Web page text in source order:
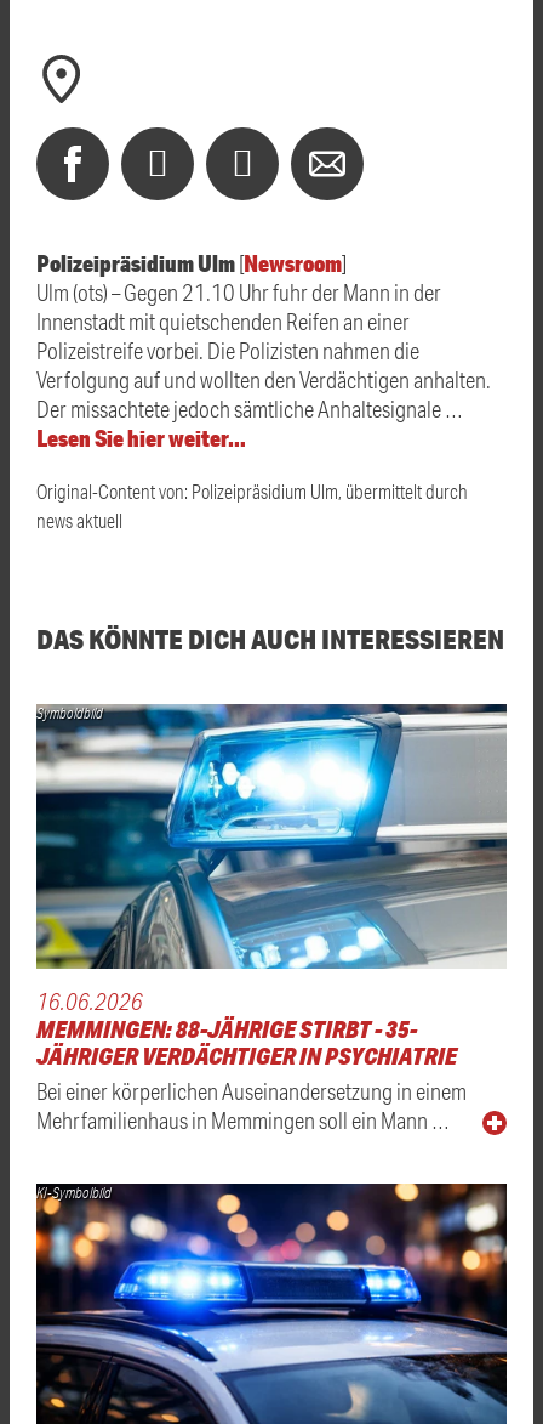
Polizeipräsidium Ulm[Newsroom]
Ulm (ots) – Gegen 21.10 Uhr fuhr der Mann in der
Innenstadt mit quietschenden Reifen an einer
Polizeistreife vorbei. Die Polizisten nahmen die
Verfolgung auf und wollten den Verdächtigen anhalten.
Der missachtete jedoch sämtliche Anhaltesignale …
Lesen Sie hier weiter…
Original-Content von: Polizeipräsidium Ulm, übermittelt durch
news aktuell
DAS KÖNNTE DICH AUCH INTERESSIEREN
Symboldbild
16.06.2026
MEMMINGEN: 88-JÄHRIGE STIRBT - 35-
JÄHRIGER VERDÄCHTIGER IN PSYCHIATRIE
Bei einer körperlichen Auseinandersetzung in einem
Mehrfamilienhaus in Memmingen soll ein Mann …
KI-Symbolbild